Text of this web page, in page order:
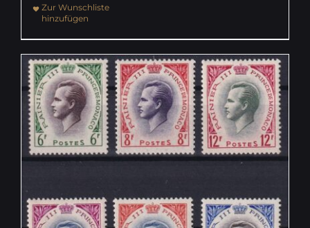
Zur Wunschliste
hinzufügen